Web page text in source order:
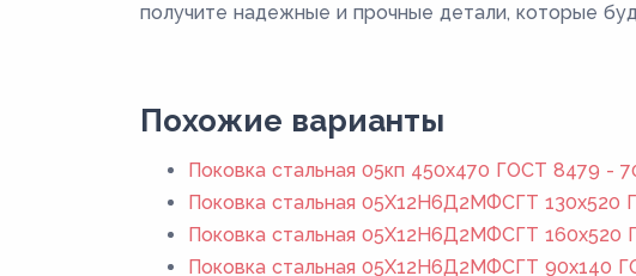
получите надежные и прочные детали, которые
Похожие варианты
Поковка стальная 05кп 450x470 ГОСТ 8479 -
Поковка стальная 05Х12Н6Д2МФСГТ 130x520
Поковка стальная 05Х12Н6Д2МФСГТ 160x520
Поковка стальная 05Х12Н6Д2МФСГТ 90x140